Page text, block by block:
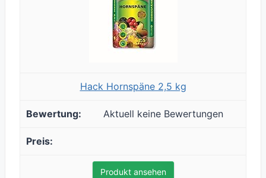
Hack Hornspäne 2,5 kg
Aktuell keine Bewertungen
Produkt ansehen